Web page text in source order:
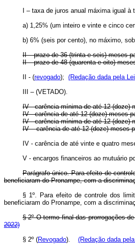
I – taxa de juros anual máxima
a) 1,25% (um inteiro e vinte e cinco
b) 6% (seis por cento), no máximo,
II – prazo de 36 (trinta e seis) meses
II – prazo de 48 (quarenta e oito)
II - (revogado); (Redação dada pela
III – (VETADO).
IV - carência mínima de até 12
IV - carência de até 12 (doze) meses
IV - carência mínima de até 12
IV – carência de até 12 (doze)
IV - carência de até vinte e quatro
V - encargos financeiros ao mutuário
Parágrafo único. Para efeito de
beneficiaram do Pronampe, com a
§ 1º. Para efeito de controle dos
beneficiaram do Pronampe, com a
§ 2º O termo final das prorrogações
2022)
§ 2º (Revogado). (Redação dada